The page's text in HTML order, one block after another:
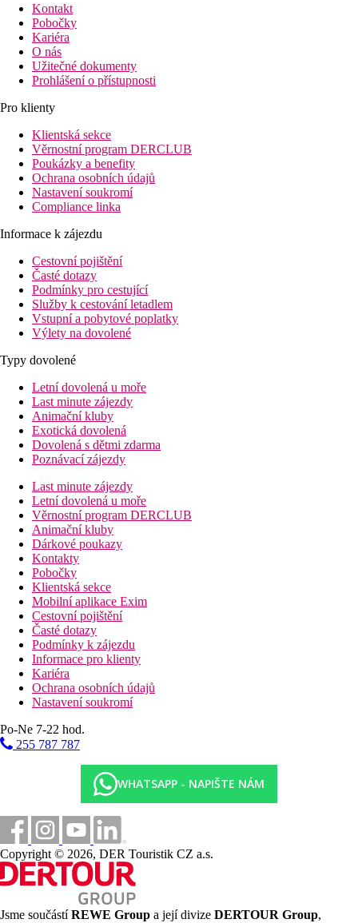
Kontakt
Pobočky
Kariéra
O nás
Užitečné dokumenty
Prohlášení o přístupnosti
Pro klienty
Klientská sekce
Věrnostní program DERCLUB
Poukázky a benefity
Ochrana osobních údajů
Nastavení soukromí
Compliance linka
Informace k zájezdu
Cestovní pojištění
Časté dotazy
Podmínky pro cestující
Služby k cestování letadlem
Vstupní a pobytové poplatky
Výlety na dovolené
Typy dovolené
Letní dovolená u moře
Last minute zájezdy
Animační kluby
Exotická dovolená
Dovolená s dětmi zdarma
Poznávací zájezdy
Last minute zájezdy
Letní dovolená u moře
Věrnostní program DERCLUB
Animační kluby
Dárkové poukazy
Kontakty
Pobočky
Klientská sekce
Mobilní aplikace Exim
Cestovní pojištění
Časté dotazy
Podmínky k zájezdu
Informace pro klienty
Kariéra
Ochrana osobních údajů
Nastavení soukromí
Po-Ne 7-22 hod.
255 787 787
WHATSAPP - NAPIŠTE NÁM
Copyright © 2026, DER Touristik CZ a.s.
Jsme součástíREWE Group a její divize DERTOUR Group,